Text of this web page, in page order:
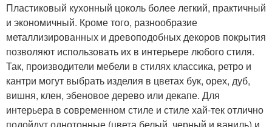
Пластиковый кухонный цоколь более легкий, практичный
и экономичный. Кроме того, разнообразие
металлизированных и древоподобных декоров покрытия
позволяют использовать их в интерьере любого стиля.
Так, производители мебели в стилях классика, ретро и
кантри могут выбрать изделия в цветах бук, орех, дуб,
вишня, клен, эбеновое дерево или декапе. Для
интерьера в современном стиле и стиле хай-тек отлично